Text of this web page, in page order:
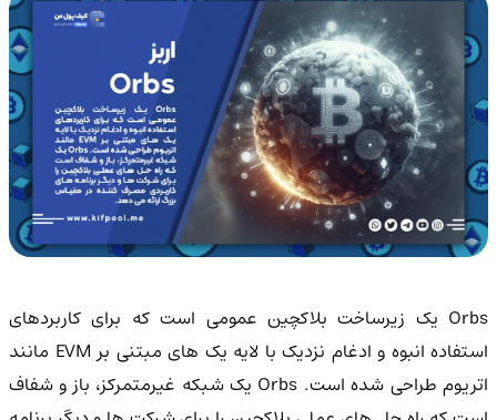
Orbs یک زیرساخت بلاکچین عمومی است که برای کاربردهای
استفاده انبوه و ادغام نزدیک با لایه یک های مبتنی بر EVM مانند
اتریوم طراحی شده است. Orbs یک شبکه غیرمتمرکز، باز و شفاف